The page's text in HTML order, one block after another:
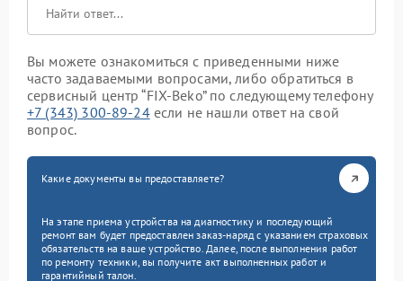
Вы можете ознакомиться с приведенными ниже
часто задаваемыми вопросами, либо обратиться в
сервисный центр “FIX-Beko” по следующему телефону
+7 (343) 300-89-24если не нашли ответ на свой
вопрос.
Какие документы вы предоставляете?
На этапе приема устройства на диагностику и последующий
ремонт вам будет предоставлен заказ-наряд с указанием страховых
обязательств на ваше устройство. Далее, после выполнения работ
по ремонту техники, вы получите акт выполненных работ и
гарантийный талон.